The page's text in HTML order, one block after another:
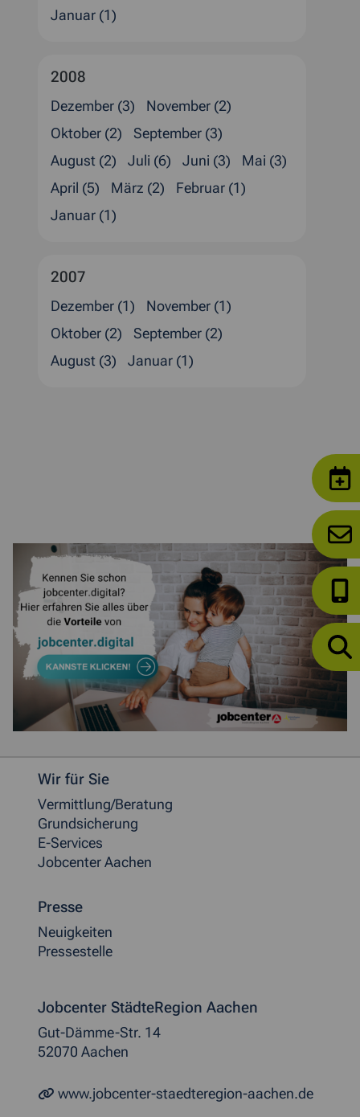
Januar (1)
2008
Dezember (3)
November (2)
Oktober (2)
September (3)
August (2)
Juli (6) Juni (3)
Mai (3)
April (5)
März (2)
Februar (1)
Januar (1)
2007
Dezember (1)
November (1)
Oktober (2)
September (2)
August (3)
Januar (1)
Weitere allgemeine Informationen
Wir für Sie
Vermittlung/Beratung
Grundsicherung
E-Services
Jobcenter Aachen
Presse
Neuigkeiten
Pressestelle
Jobcenter StädteRegion Aachen
Gut-Dämme-Str. 14
52070 Aachen
www.jobcenter-staedteregion-aachen.de